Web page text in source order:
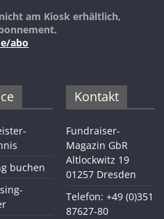
am Kiosk erhältlich,
abo
buchen
Kontakt
Fundraiser-
Magazin GbR
Altlockwitz 19
01257 Dresden
Telefon: +49 (0)351
87627-80